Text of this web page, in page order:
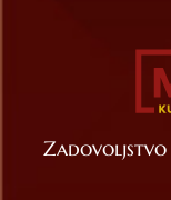
Zadovoljstvo